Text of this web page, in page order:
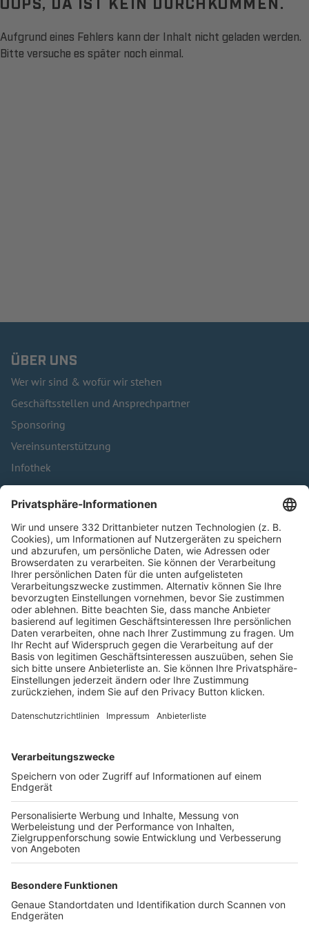
Aufgrund eines Fehlers kann der Inhalt nicht geladen werden.
Bitte versuche es später noch einmal.
ÜBER UNS
Wer wir sind & wofür wir stehen
Geschäftsstellen und Ansprechpartner
Sponsoring
Vereinsunterstützung
Infothek
Kontakt
HÄUFIG BESUCHTE SEITEN
Pässe und Vereinswechsel
Trainerausbildung
Schulungsangebot Vereinsmitarbeiter
BFV-Geschäftsstellen
Trainerbörse
Login SpielPlus
FOLGE DEM BFV
TOP-VEREINE
TOP-PARTNER